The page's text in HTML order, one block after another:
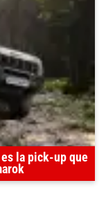
la pick-up que